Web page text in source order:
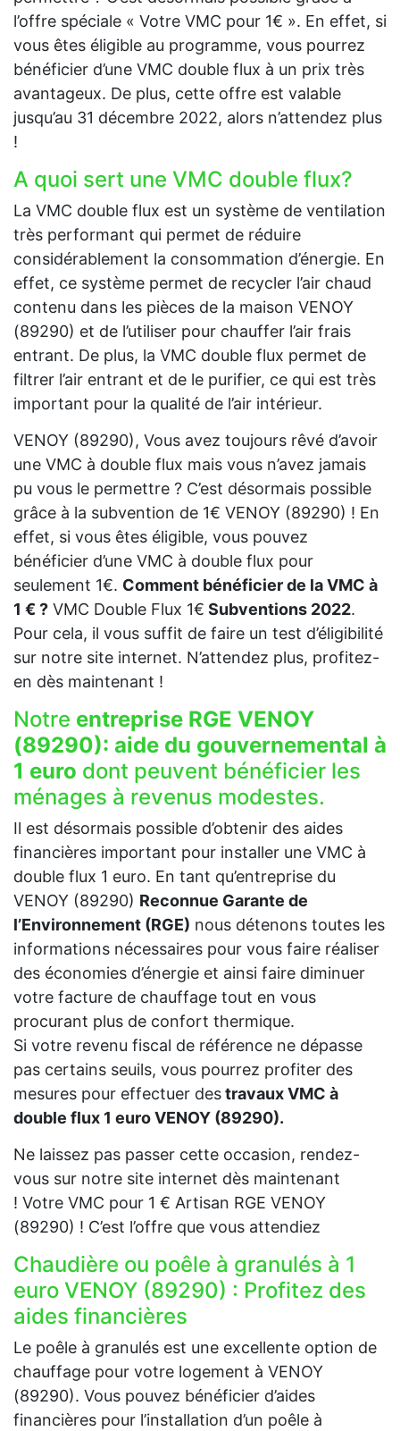
l’offre spéciale « Votre VMC pour 1€ ». En effet, si
vous êtes éligible au programme, vous pourrez
bénéficier d’une VMC double flux à un prix très
avantageux. De plus, cette offre est valable
jusqu’au 31 décembre 2022, alors n’attendez plus
!
A quoi sert une VMC double flux?
La VMC double flux est un système de ventilation
très performant qui permet de réduire
considérablement la consommation d’énergie. En
effet, ce système permet de recycler l’air chaud
contenu dans les pièces de la maison VENOY
(89290) et de l’utiliser pour chauffer l’air frais
entrant. De plus, la VMC double flux permet de
filtrer l’air entrant et de le purifier, ce qui est très
important pour la qualité de l’air intérieur.
VENOY (89290), Vous avez toujours rêvé d’avoir
une VMC à double flux mais vous n’avez jamais
pu vous le permettre ? C’est désormais possible
grâce à la subvention de 1€ VENOY (89290) ! En
effet, si vous êtes éligible, vous pouvez
bénéficier d’une VMC à double flux pour
seulement 1€. Comment bénéficier de la VMC à
1 € ? VMC Double Flux 1€ Subventions 2022.
Pour cela, il vous suffit de faire un test d’éligibilité
sur notre site internet. N’attendez plus, profitez-
en dès maintenant !
Notre entreprise RGE VENOY
(89290): aide du gouvernemental à
1 euro dont peuvent bénéficier les
ménages à revenus modestes.
Il est désormais possible d’obtenir des aides
financières important pour installer une VMC à
double flux 1 euro. En tant qu’entreprise du
VENOY (89290) Reconnue Garante de
l’Environnement (RGE) nous détenons toutes les
informations nécessaires pour vous faire réaliser
des économies d’énergie et ainsi faire diminuer
votre facture de chauffage tout en vous
procurant plus de confort thermique.
Si votre revenu fiscal de référence ne dépasse
pas certains seuils, vous pourrez profiter des
mesures pour effectuer destravaux VMC à
double flux 1 euro VENOY (89290).
Ne laissez pas passer cette occasion, rendez-
vous sur notre site internet dès maintenant
! Votre VMC pour 1 € Artisan RGE VENOY
(89290) ! C’est l’offre que vous attendiez
Chaudière ou poêle à granulés à 1
euro VENOY (89290) : Profitez des
aides financières
Le poêle à granulés est une excellente option de
chauffage pour votre logement à VENOY
(89290). Vous pouvez bénéficier d’aides
financières pour l’installation d’un poêle à